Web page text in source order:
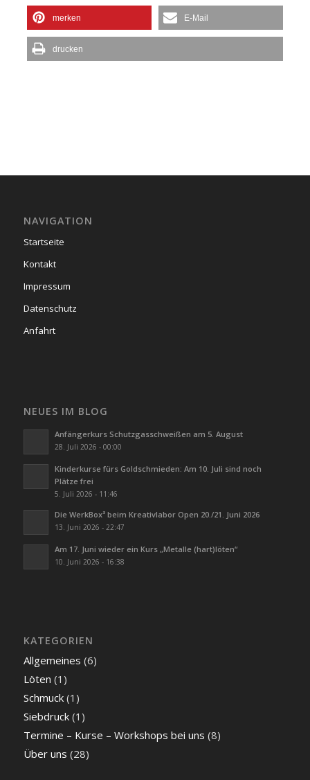
merken E-Mail
drucken
NAVIGATION
Startseite
Kontakt
Impressum
Datenschutz
Anfahrt
NEUES IM BLOG
Anfängerkurs Schutzgasschweißen am 5. August
28. Juli 2026 - 00:00
Kinderkurse fürs Goldschmieden: Am 10. Juli sind noch
Plätze frei
5. Juli 2026 - 11:46
Die WerkBox³ beim Kreativlabor Open 20./21. Juni 2026
13. Juni 2026 - 22:47
Am 17. Juni wieder ein Kurs „Metalle (hart)löten“
10. Juni 2026 - 16:38
KATEGORIEN
Allgemeines (6)
Löten (1)
Schmuck(1)
Siebdruck(1)
Termine – Kurse – Workshops bei uns (8)
Über uns (28)